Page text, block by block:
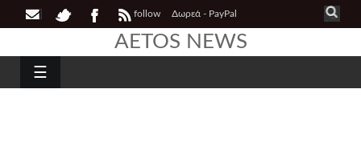
follow Δωρεά - PayPal
AETOS NEWS
☰